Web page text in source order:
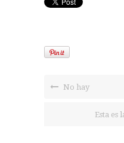
No hay
Esta es